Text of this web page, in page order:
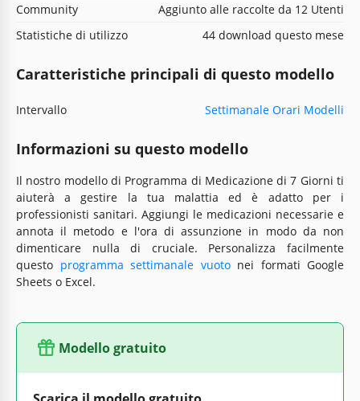
Community
Aggiunto alle raccolte da 12 Utenti
Statistiche di utilizzo
44 download questo mese
Caratteristiche principali di questo modello
Intervallo Settimanale Orari Modelli
Informazioni su questo modello
Il nostro modello di Programma di Medicazione di 7 Giorni ti
aiuterà a gestire la tua malattia ed è adatto per i
professionisti sanitari. Aggiungi le medicazioni necessarie e
annota il metodo e l'ora di assunzione in modo da non
dimenticare nulla di cruciale. Personalizza facilmente
questo programma settimanale vuotonei formati Google
Sheets o Excel.
Modello gratuito